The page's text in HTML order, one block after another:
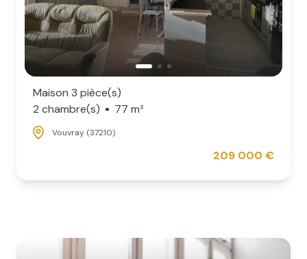
recrutement
contact
Maison 3 pièce(s)
2 chambre(s)
77 m²
Vouvray (37210)
209 000 €